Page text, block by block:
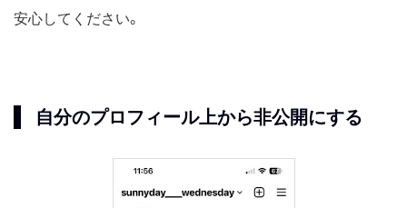
安心してください。
自分のプロフィール上から非公開にする